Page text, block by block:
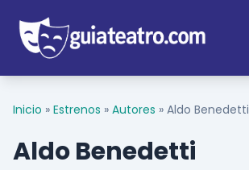
Inicio » Estrenos » Autores » Aldo Benedetti
Aldo Benedetti